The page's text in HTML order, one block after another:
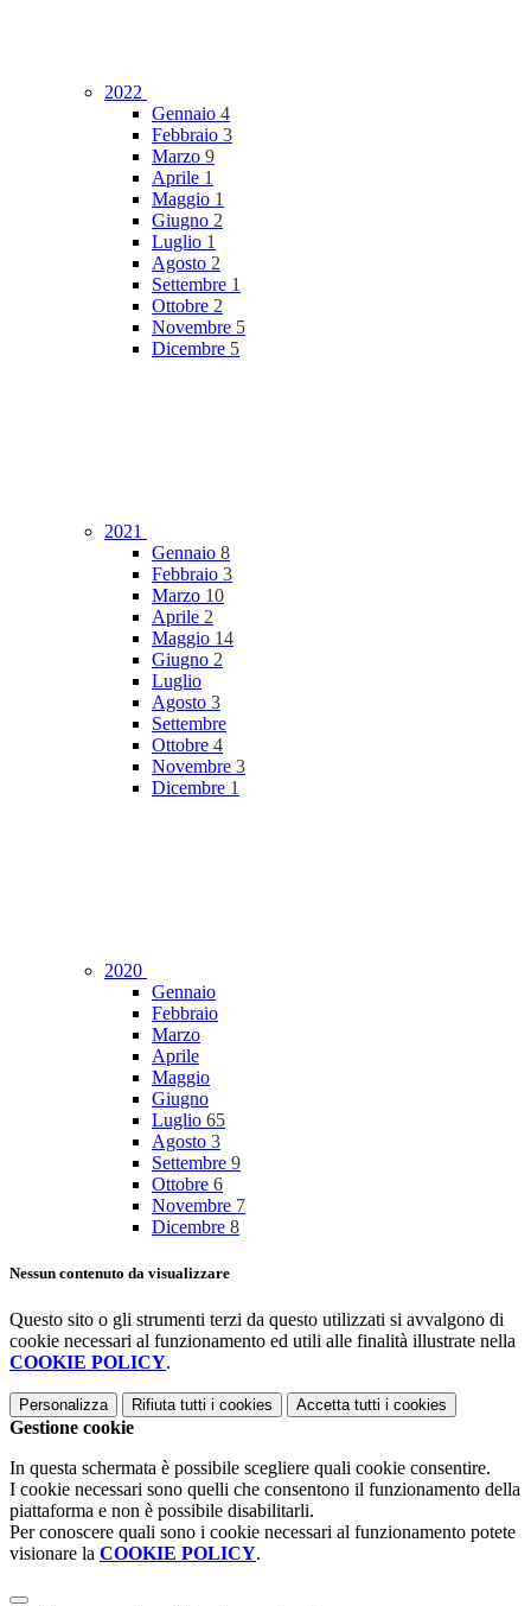
2022
Gennaio 4
Febbraio 3
Marzo 9
Aprile 1
Maggio 1
Giugno 2
Luglio 1
Agosto 2
Settembre 1
Ottobre 2
Novembre 5
Dicembre 5
2021
Gennaio 8
Febbraio 3
Marzo 10
Aprile 2
Maggio 14
Giugno 2
Luglio
Agosto 3
Settembre
Ottobre 4
Novembre 3
Dicembre 1
2020
Gennaio
Febbraio
Marzo
Aprile
Maggio
Giugno
Luglio 65
Agosto 3
Settembre 9
Ottobre 6
Novembre 7
Dicembre 8
Nessun contenuto da visualizzare
Questo sito o gli strumenti terzi da questo utilizzati si avvalgono di
cookie necessari al funzionamento ed utili alle finalità illustrate nella
COOKIE POLICY.
Personalizza Rifiuta tutti i cookies Accetta tutti i cookies
Gestione cookie
In questa schermata è possibile scegliere quali cookie consentire.
I cookie necessari sono quelli che consentono il funzionamento della
piattaforma e non è possibile disabilitarli.
Per conoscere quali sono i cookie necessari al funzionamento potete
visionare la COOKIE POLICY.